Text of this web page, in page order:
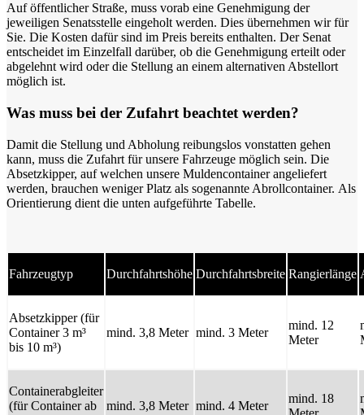
Auf öffentlicher Straße, muss vorab eine Genehmigung der
jeweiligen Senatsstelle eingeholt werden. Dies übernehmen wir für
Sie. Die Kosten dafür sind im Preis bereits enthalten. Der Senat
entscheidet im Einzelfall darüber, ob die Genehmigung erteilt oder
abgelehnt wird oder die Stellung an einem alternativen Abstellort
möglich ist.
Was muss bei der Zufahrt beachtet werden?
Damit die Stellung und Abholung reibungslos vonstatten gehen
kann, muss die Zufahrt für unsere Fahrzeuge möglich sein. Die
Absetzkipper, auf welchen unsere Muldencontainer angeliefert
werden, brauchen weniger Platz als sogenannte Abrollcontainer. Als
Orientierung dient die unten aufgeführte Tabelle.
Fahrzeugtyp Durchfahrtshöhe Durchfahrtsbreite Rangierlänge
Absetzkipper (für
Container 3 m³
bis 10 m³)
mind. 3,8 Meter mind. 3 Meter
mind. 12
Meter
Containerabgleiter
(für Container ab
mind. 3,8 Meter mind. 4 Meter
mind. 18